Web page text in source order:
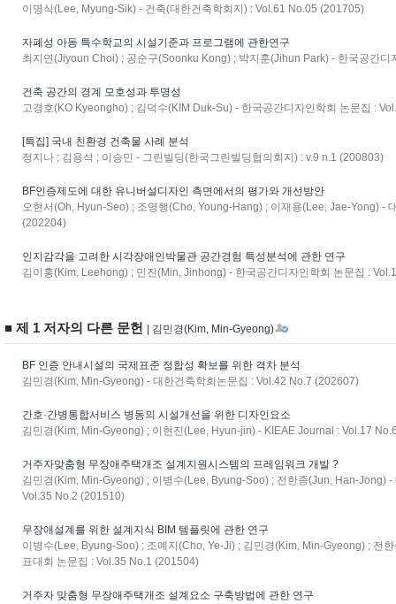
이명식(Lee, Myung-Sik) - 건축(대한건축학회지) : Vol.61 No.05 (201705)
자폐성 아동 특수학교의 시설기준과 프로그램에 관한연구
최지연(Jiyoun Choi) ; 공순구(Soonku Kong) ; 박지훈(Jihun Park) - 한국공간
건축 공간의 경계 모호성과 투명성
고경호(KO Kyeongho) ; 김덕수(KIM Duk-Su) - 한국공간디자인학회 논문집 :
[특집] 국내 친환경 건축물 사례 분석
정지나 ; 김용석 ; 이승민 - 그린빌딩(한국그린빌딩협의회지) : v.9 n.1 (200803)
BF인증제도에 대한 유니버설디자인 측면에서의 평가와 개선방안
오현서(Oh, Hyun-Seo) ; 조영행(Cho, Young-Hang) ; 이재용(Lee, Jae-Yong) -
(202204)
인지감각을 고려한 시각장애인박물관 공간경험 특성분석에 관한 연구
김이홍(Kim, Leehong) ; 민진(Min, Jinhong) - 한국공간디자인학회 논문집 :
■ 제 1 저자의 다른 문헌 | 김민경(Kim, Min-Gyeong)
BF 인증 안내시설의 국제표준 정합성 확보를 위한 격차 분석
김민경(Kim, Min-Gyeong) - 대한건축학회논문집 : Vol.42 No.7 (202607)
간호·간병통합서비스 병동의 시설개선을 위한 디자인요소
김민경(Kim, Min-Gyeong) ; 이현진(Lee, Hyun-jin) - KIEAE Journal : Vol.17
거주자맞춤형 무장애주택개조 설계지원시스템의 프레임워크 개발 ?
김민경(Kim, Min-Gyeong) ; 이병수(Lee, Byung-Soo) ; 전한종(Jun, Han-Jong)
Vol.35 No.2 (201510)
무장애설계를 위한 설계지식 BIM 템플릿에 관한 연구
이병수(Lee, Byung-Soo) ; 조예지(Cho, Ye-Ji) ; 김민경(Kim, Min-Gyeong) ; 전
표대회 논문집 : Vol.35 No.1 (201504)
거주자 맞춤형 무장애주택개조 설계요소 구축방법에 관한 연구